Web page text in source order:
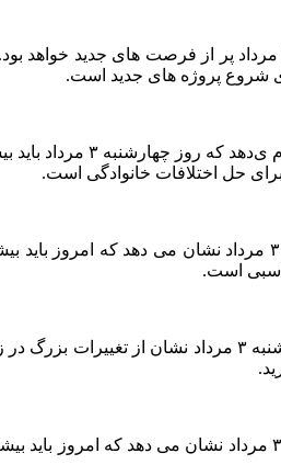
برای متولدین فروردین، روز چهارشنبه ۳
شروع پروژه‌ های جدید است.
متولدین
برای حل اختلافات خانوادگی است.
برای خردادی‌ها، فال ابجد روز چهارشنبه ۳
است.
فال ابجد متولدین تیر ماه برای روز
برای متولدین مرداد، فال ابجد چهارشنبه ۳